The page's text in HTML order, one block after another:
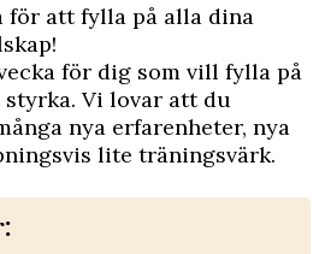
för att fylla på alla dina
för dig som vill fylla på
Vi lovar att du
nya erfarenheter, nya
lite träningsvärk.